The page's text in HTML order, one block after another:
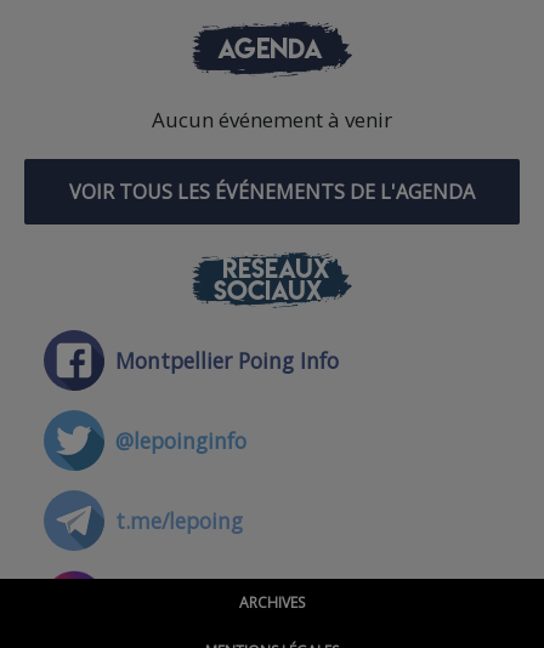
AGENDA
Aucun événement à venir
VOIR TOUS LES ÉVÉNEMENTS DE L'AGENDA
RÉSEAUX
SOCIAUX
Montpellier Poing Info
@lepoinginfo
t.me/lepoing
@montpellierpoinginfo
ARCHIVES